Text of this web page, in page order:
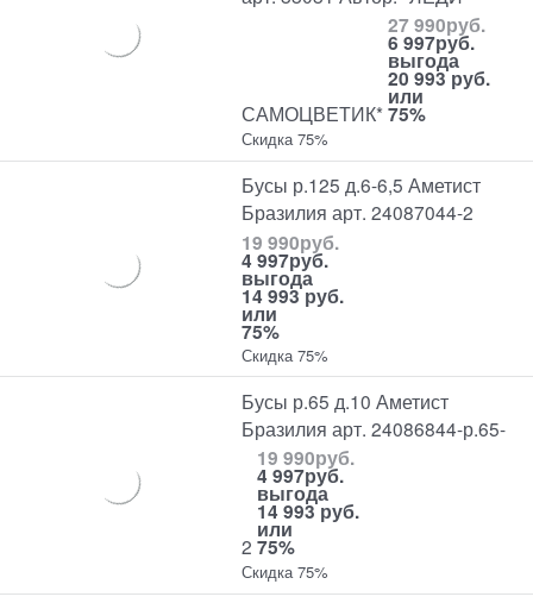
САМОЦВЕТИК*
27 990руб.
6 997руб.
выгода
20 993 руб.
или
75%
Скидка 75%
Бусы р.125 д.6-6,5 Аметист
Бразилия арт. 24087044-2
19 990руб.
4 997руб.
выгода
14 993 руб.
или
75%
Скидка 75%
Бусы р.65 д.10 Аметист
Бразилия арт. 24086844-р.65-
2
19 990руб.
4 997руб.
выгода
14 993 руб.
или
75%
Скидка 75%